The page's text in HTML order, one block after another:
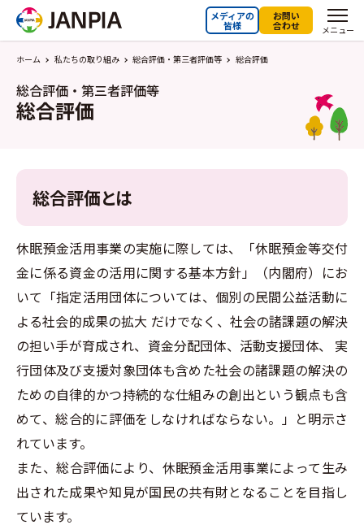
メニュー
メディアの
皆様
お問い
合わせ
ホーム 私たちの取り組み 総合評価・第三者評価等 総合評価
総合評価・第三者評価等
総合評価
総合評価とは
休眠預金活用事業の実施に際しては、「休眠預金等交付
金に係る資金の活用に関する基本方針」（内閣府）にお
いて「指定活用団体については、個別の民間公益活動に
よる社会的成果の拡大 だけでなく、社会の諸課題の解決
の担い手が育成され、資金分配団体、活動支援団体、 実
行団体及び支援対象団体も含めた社会の諸課題の解決の
ための自律的かつ持続的な仕組みの創出という観点も含
めて、総合的に評価をしなければならない。」と明示さ
れています。
また、総合評価により、休眠預金活用事業によって生み
出された成果や知見が国民の共有財となることを目指し
ています。